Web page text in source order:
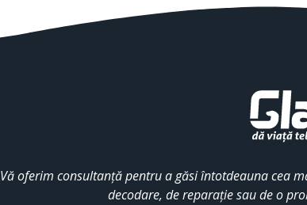
Vă oferim consultanță pentru a găsi întotdeauna cea
decodare, de reparație sau de o